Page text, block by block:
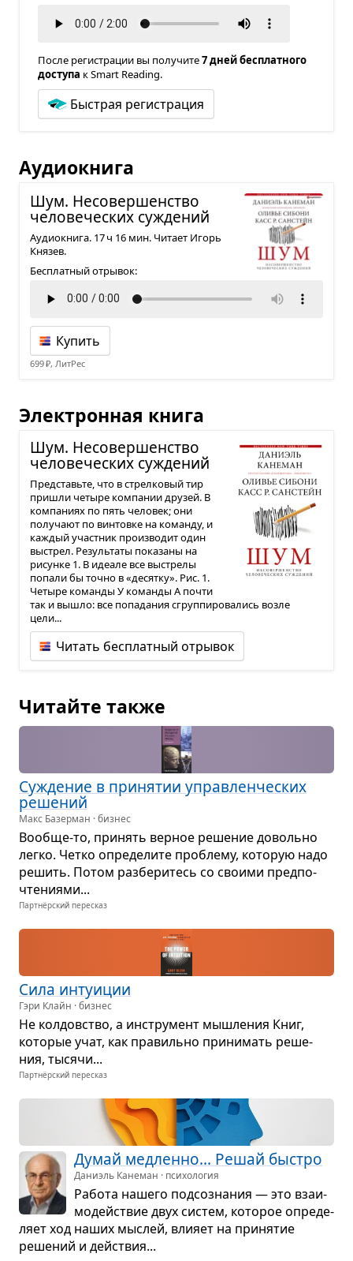
После регистрации вы получите7 дней бесплатного
доступа к Smart Reading.
Быстрая регистрация
Аудиокнига
Шум. Несо­вер­шен­ство
чело­ве­че­ских сужде­ний
Аудиокнига. 17 ч 16 мин. Читает Игорь
Князев.
Бесплатный отрывок:
Купить
699 ₽, ЛитРес
Электронная книга
Шум. Несо­вер­шен­ство
чело­ве­че­ских сужде­ний
Представьте, что в стрелковый тир
пришли четыре компании друзей. В
компаниях по пять человек; они
получают по винтовке на команду, и
каждый участник производит один
выстрел. Результаты показаны на
рисунке 1. В идеале все выстрелы
попали бы точно в «десятку». Рис. 1.
Четыре команды У команды А почти
так и вышло: все попадания сгруппировались возле
цели...
Читать бесплатный отрывок
Читайте также
Сужде­ние в при­ня­тии управ­лен­че­ских
реше­ний
Макс Базерман · бизнес
Вообще-то, при­нять вер­ное реше­ние довольно
легко. Четко опре­де­лите про­блему, кото­рую надо
решить. Потом раз­бе­ри­тесь со сво­ими пред­по­
чте­ни­ями...
Партнёрский пересказ
Сила инту­и­ции
Гэри Клайн · бизнес
Не кол­дов­ство, а инстру­мент мыш­ле­ния Книг,
кото­рые учат, как пра­вильно при­ни­мать реше­
ния, тысячи...
Партнёрский пересказ
Думай мед­ленно... Решай быстро
Даниэль Канеман · психология
Работа нашего под­со­зна­ния — это вза­и­
мо­действие двух систем, кото­рое опре­де­
ляет ход наших мыс­лей, вли­яет на при­ня­тие
реше­ний и действия...